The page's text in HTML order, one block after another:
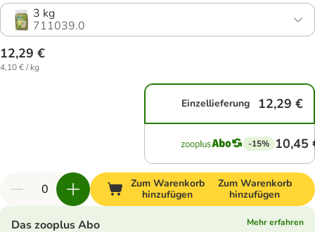
3 kg
711039.0
12,29 €
4,10 € / kg
Einzellieferung 12,29 €
-15% 10,45
Zum Warenkorb
hinzufügen
Zum Warenkorb
hinzufügen
Das zooplus Abo
Mehr erfahren